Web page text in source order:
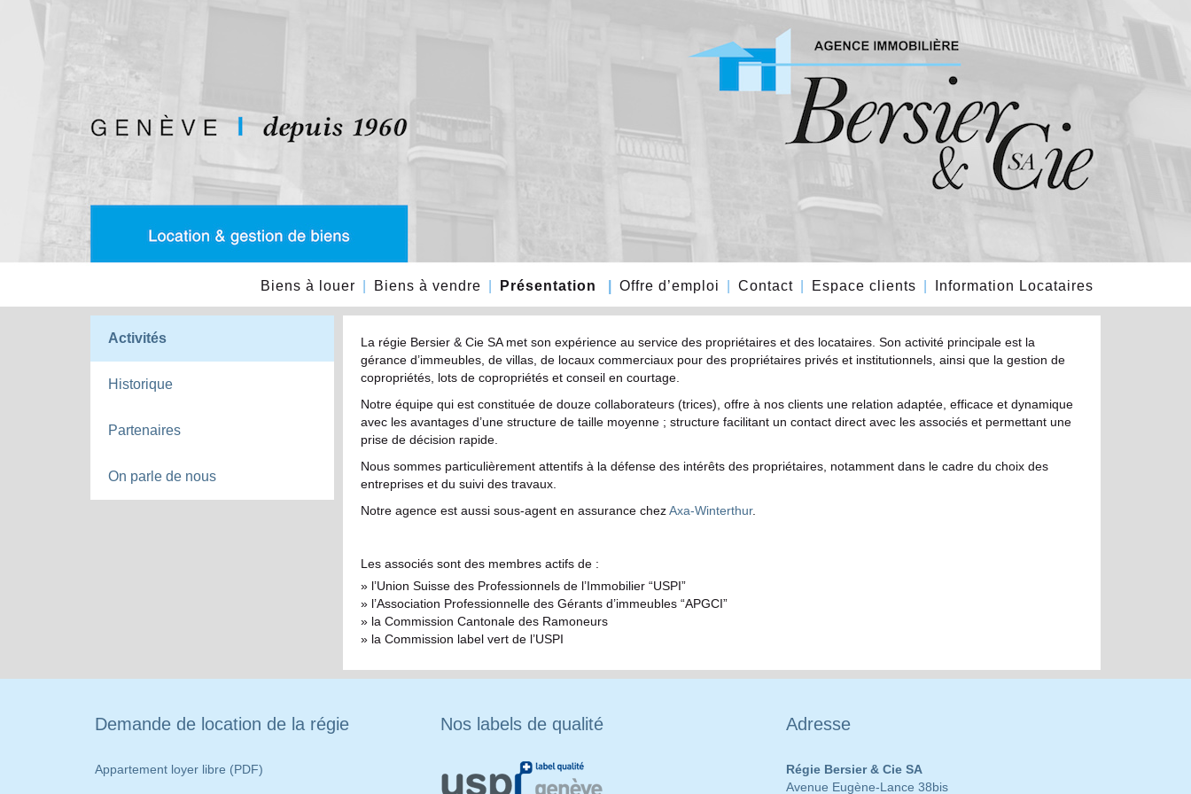
Biens à louer Biens à vendre Présentation Offre d’emploi Contact Espace clients Information Locataires
Activités
Historique
Partenaires
On parle de nous
La régie Bersier & Cie SA met son expérience au service des propriétaires et des locataires. Son activité principale est la
gérance d’immeubles, de villas, de locaux commerciaux pour des propriétaires privés et institutionnels, ainsi que la gestion de
copropriétés, lots de copropriétés et conseil en courtage.
Notre équipe qui est constituée de douze collaborateurs (trices), offre à nos clients une relation adaptée, efficace et dynamique
avec les avantages d’une structure de taille moyenne ; structure facilitant un contact direct avec les associés et permettant une
prise de décision rapide.
Nous sommes particulièrement attentifs à la défense des intérêts des propriétaires, notamment dans le cadre du choix des
entreprises et du suivi des travaux.
Notre agence est aussi sous-agent en assurance chezAxa-Winterthur.
Les associés sont des membres actifs de :
l’Union Suisse des Professionnels de l’Immobilier “USPI”
l’Association Professionnelle des Gérants d’immeubles “APGCI”
la Commission Cantonale des Ramoneurs
la Commission label vert de l’USPI
Demande de location de la régie
Appartement loyer libre (PDF)
Nos labels de qualité Adresse
Régie Bersier & Cie SA
Avenue Eugène-Lance 38bis